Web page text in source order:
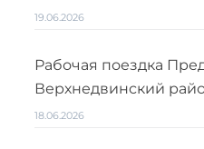
19.06.2026
Рабочая поездка
Верхнедвинский
18.06.2026